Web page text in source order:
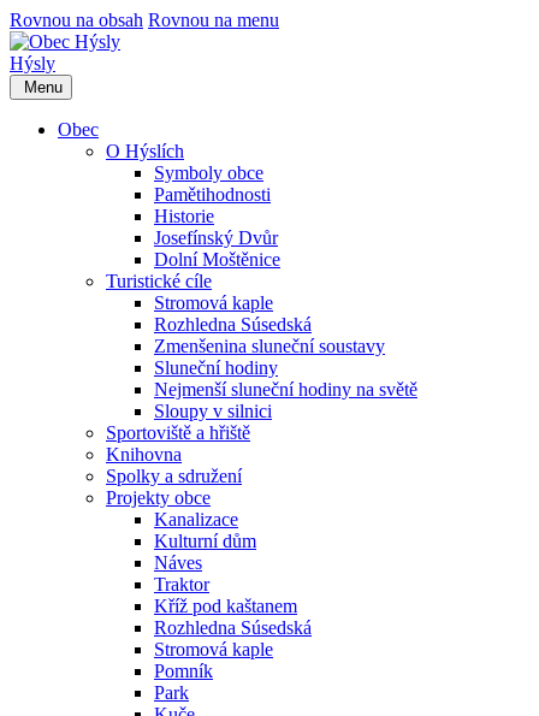
Rovnou na obsah Rovnou na menu
Hýsly
Menu
Obec
O Hýslích
Symboly obce
Pamětihodnosti
Historie
Josefínský Dvůr
Dolní Moštěnice
Turistické cíle
Stromová kaple
Rozhledna Súsedská
Zmenšenina sluneční soustavy
Sluneční hodiny
Nejmenší sluneční hodiny na světě
Sloupy v silnici
Sportoviště a hřiště
Knihovna
Spolky a sdružení
Projekty obce
Kanalizace
Kulturní dům
Náves
Traktor
Kříž pod kaštanem
Rozhledna Súsedská
Stromová kaple
Pomník
Park